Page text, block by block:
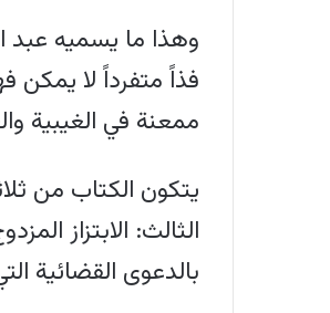
وهذا ما يسميه عبد
فذاً متفرداً لا
ممعنة في الغيبية
يتكون الكتاب من
بالدعوى القضائية